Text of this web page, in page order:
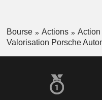
Bourse Actions
Valorisation Porsche